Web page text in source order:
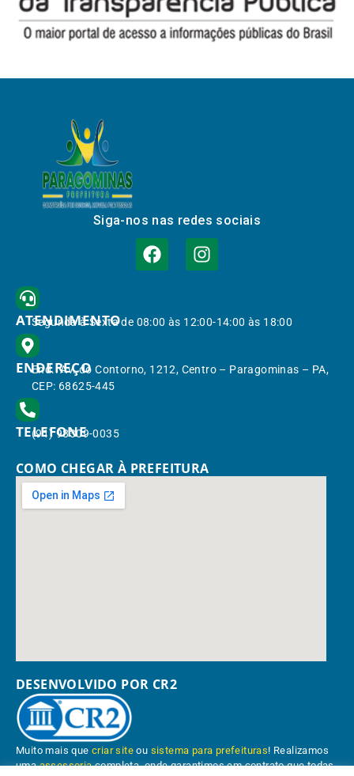
Siga-nos nas redes sociais
ATENDIMENTO
Segunda à Sexta de 08:00 às 12:00-14:00 às 18:00
ENDEREÇO
End.: Av. do Contorno, 1212, Centro – Paragominas – PA,
CEP: 68625-445
TELEFONE
(91) 98309-0035
COMO CHEGAR À PREFEITURA
DESENVOLVIDO POR CR2
Muito mais quecriar site ou sistema para prefeituras! Realizamos
umaassessoriacompleta, onde garantimos em contrato que todas